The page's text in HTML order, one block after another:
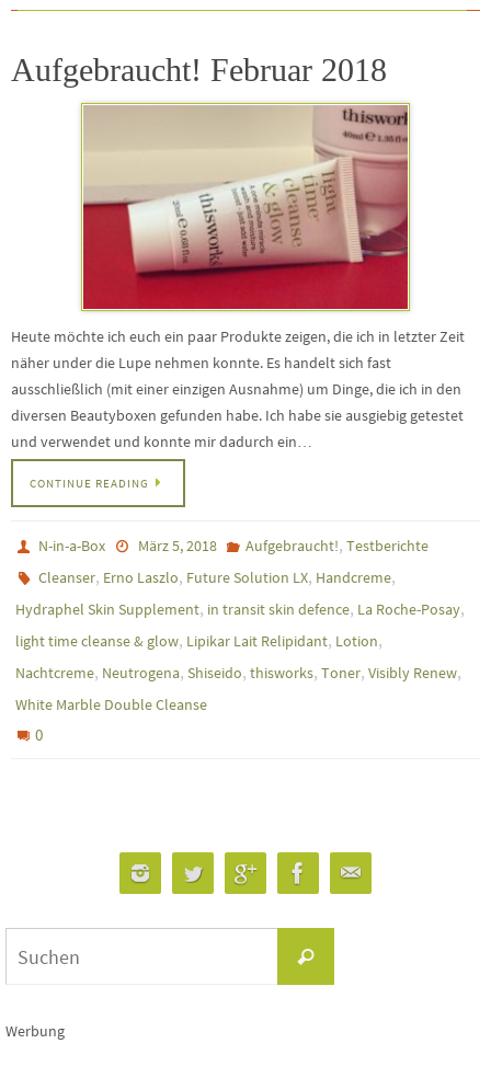
Aufgebraucht! Februar 2018
Heute möchte ich euch ein paar Produkte zeigen, die ich in letzter Zeit
näher under die Lupe nehmen konnte. Es handelt sich fast
ausschließlich (mit einer einzigen Ausnahme) um Dinge, die ich in den
diversen Beautyboxen gefunden habe. Ich habe sie ausgiebig getestet
und verwendet und konnte mir dadurch ein…
CONTINUE READING
N-in-a-Box März 5, 2018 Aufgebraucht!, Testberichte
Cleanser, Erno Laszlo, Future Solution LX, Handcreme,
Hydraphel Skin Supplement, in transit skin defence, La Roche-Posay,
light time cleanse & glow, Lipikar Lait Relipidant, Lotion,
Nachtcreme, Neutrogena, Shiseido, thisworks, Toner, Visibly Renew,
White Marble Double Cleanse
0
Suchen
Werbung